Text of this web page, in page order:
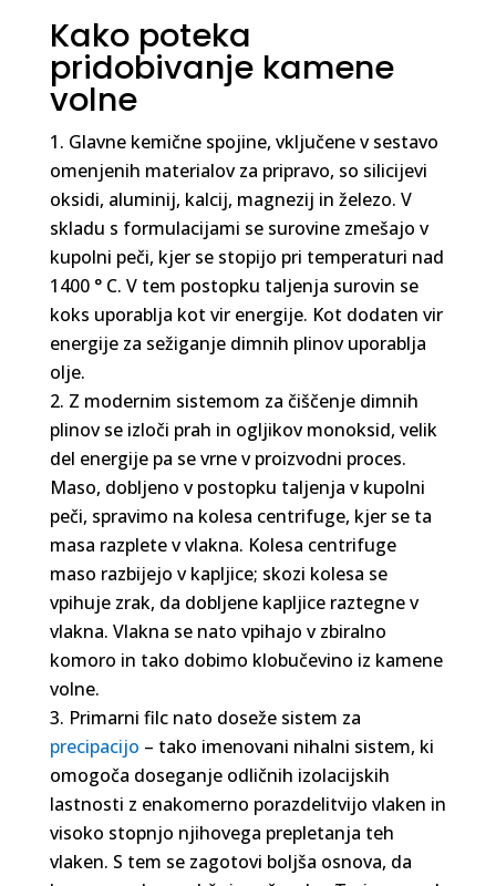
Kako poteka
pridobivanje kamene
volne
Glavne kemične spojine, vključene v sestavo
omenjenih materialov za pripravo, so silicijevi
oksidi, aluminij, kalcij, magnezij in železo. V
skladu s formulacijami se surovine zmešajo v
kupolni peči, kjer se stopijo pri temperaturi nad
1400 ° C. V tem postopku taljenja surovin se
koks uporablja kot vir energije. Kot dodaten vir
energije za sežiganje dimnih plinov uporablja
olje.
Z modernim sistemom za čiščenje dimnih
plinov se izloči prah in ogljikov monoksid, velik
del energije pa se vrne v proizvodni proces.
Maso, dobljeno v postopku taljenja v kupolni
peči, spravimo na kolesa centrifuge, kjer se ta
masa razplete v vlakna. Kolesa centrifuge
maso razbijejo v kapljice; skozi kolesa se
vpihuje zrak, da dobljene kapljice raztegne v
vlakna. Vlakna se nato vpihajo v zbiralno
komoro in tako dobimo klobučevino iz kamene
volne.
Primarni filc nato doseže sistem za
precipacijo – tako imenovani nihalni sistem, ki
omogoča doseganje odličnih izolacijskih
lastnosti z enakomerno porazdelitvijo vlaken in
visoko stopnjo njihovega prepletanja teh
vlaken. S tem se zagotovi boljša osnova, da